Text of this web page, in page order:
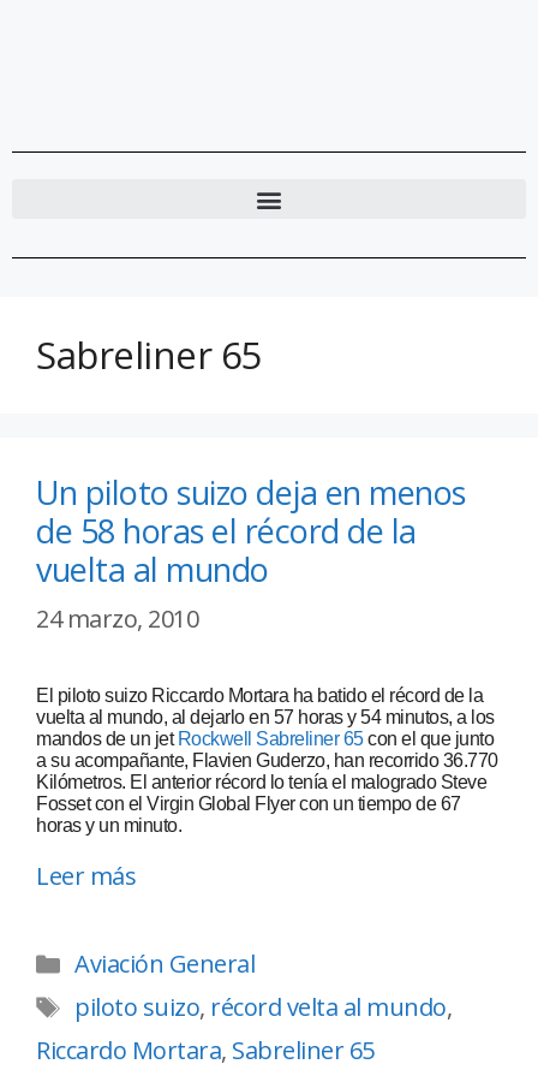
Sabreliner 65
Un piloto suizo deja en menos
de 58 horas el récord de la
vuelta al mundo
24 marzo, 2010
El piloto suizo Riccardo Mortara ha batido el récord de la
vuelta al mundo, al dejarlo en 57 horas y 54 minutos, a los
mandos de un jet Rockwell Sabreliner 65con el que junto
a su acompañante, Flavien Guderzo, han recorrido 36.770
Kilómetros. El anterior récord lo tenía el malogrado Steve
Fosset con el Virgin Global Flyer con un tiempo de 67
horas y un minuto.
Leer más
Aviación General
piloto suizo, récord velta al mundo,
Riccardo Mortara, Sabreliner 65